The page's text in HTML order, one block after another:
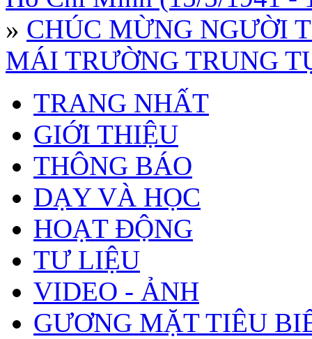
» CHÚC MỪNG NGƯỜI
MÁI TRƯỜNG TRUNG
TRANG NHẤT
GIỚI THIỆU
THÔNG BÁO
DẠY VÀ HỌC
HOẠT ĐỘNG
TƯ LIỆU
VIDEO - ẢNH
GƯƠNG MẶT TIÊU